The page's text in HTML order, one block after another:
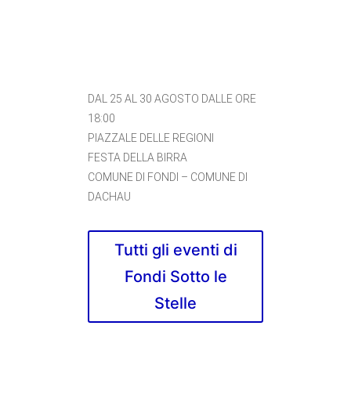
DAL 25 AL 30 AGOSTO DALLE ORE
18:00
PIAZZALE DELLE REGIONI
FESTA DELLA BIRRA
COMUNE DI FONDI – COMUNE DI
DACHAU
Tutti gli eventi di
Fondi Sotto le
Stelle